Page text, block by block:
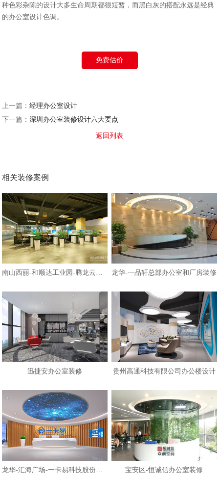
种色彩杂陈的设计大多生命周期都很短暂，而黑白灰的搭配永远是经典
的办公室设计色调。
免费估价
上一篇：经理办公室设计
下一篇：深圳办公室装修设计六大要点
返回列表
相关装修案例
南山西丽-和顺达工业园-腾龙云海办 龙华-一品轩总部办公室和厂房装修
迅捷安办公室装修 贵州高通科技有限公司办公楼设计
龙华-汇海广场-一卡易科技股份办公 宝安区-恒诚信办公室装修